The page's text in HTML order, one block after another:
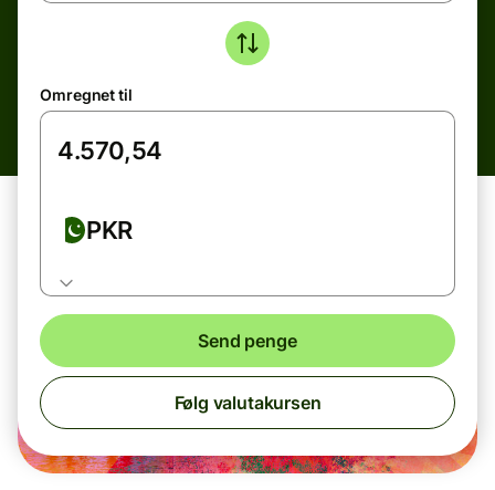
Omregnet til
PKR
Send penge
Følg valutakursen